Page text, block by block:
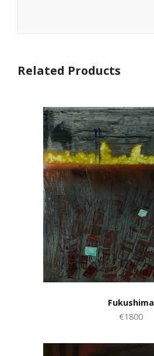
Related Products
Fukushima
€1800